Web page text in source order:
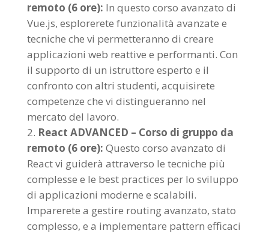
remoto (6 ore): In questo corso avanzato di
Vue.js, esplorerete funzionalità avanzate e
tecniche che vi permetteranno di creare
applicazioni web reattive e performanti. Con
il supporto di un istruttore esperto e il
confronto con altri studenti, acquisirete
competenze che vi distingueranno nel
mercato del lavoro.
React ADVANCED – Corso di gruppo da
remoto (6 ore): Questo corso avanzato di
React vi guiderà attraverso le tecniche più
complesse e le best practices per lo sviluppo
di applicazioni moderne e scalabili.
Imparerete a gestire routing avanzato, stato
complesso, e a implementare pattern efficaci